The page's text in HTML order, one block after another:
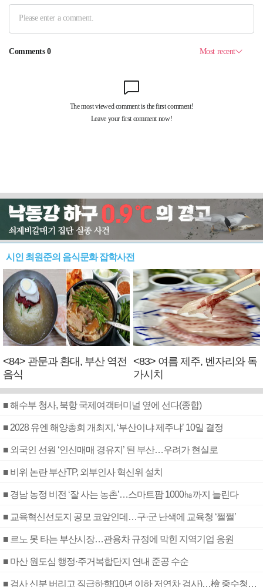
시인 최원준의 음식문화 잡학사전
<84> 관문과 환대, 부산 역전
음식
<83> 여름 제주, 벤자리와 독
가시치
■ 해수부 청사, 북항 국제여객터미널 옆에 선다(종합)
■ 2028 유엔 해양총회 개최지, ‘부산이냐 제주냐’ 10일 결정
■ 외국인 선원 ‘인신매매 경유지’ 된 부산…우려가 현실로
■ 비위 논란 부산TP, 외부인사 혁신위 설치
■ 경남 농정 비전 ‘잘 사는 농촌’…스마트팜 1000㏊까지 늘린다
■ 교육혁신선도지 공모 코앞인데…구·군 난색에 교육청 ‘쩔쩔’
■ 르노 못 타는 부산시장…관용차 규정에 막힌 지역기업 응원
■ 마산 원도심 행정·주거복합단지 연내 준공 수순
■ 검사 신분 버리고 직급하향(10년 이하 저연차 검사)…檢 중수청행 기피